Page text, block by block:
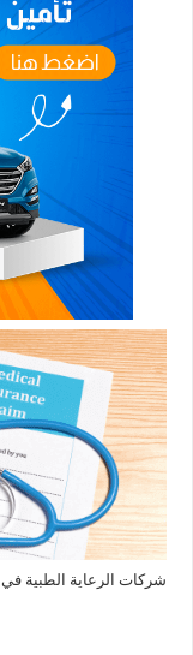
شركات الرعاية الطبية